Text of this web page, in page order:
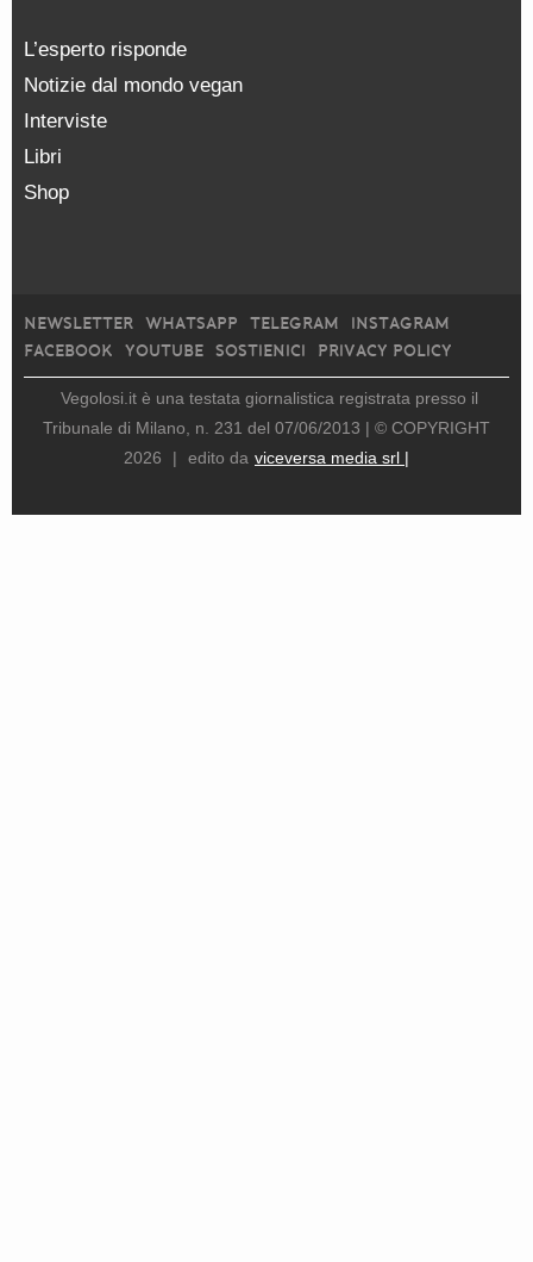
L’esperto risponde
Notizie dal mondo vegan
Interviste
Libri
Shop
NEWSLETTER WHATSAPP TELEGRAM
INSTAGRAM
FACEBOOK
YOUTUBE SOSTIENICI PRIVACY POLICY
Vegolosi.it è una testata giornalistica registrata presso il
Tribunale di Milano, n. 231 del 07/06/2013 | © COPYRIGHT
2026
| edito da viceversa media srl |